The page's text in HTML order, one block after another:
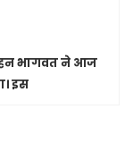
भागवत ने आज
इस